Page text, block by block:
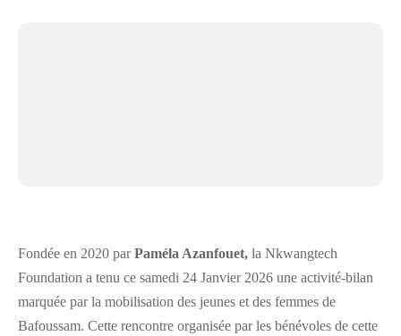
Fondée en 2020 parPaméla Azanfouet, la Nkwangtech
Foundation a tenu ce samedi 24 Janvier 2026 une activité-bilan
marquée par la mobilisation des jeunes et des femmes de
Bafoussam. Cette rencontre organisée par les bénévoles de cette